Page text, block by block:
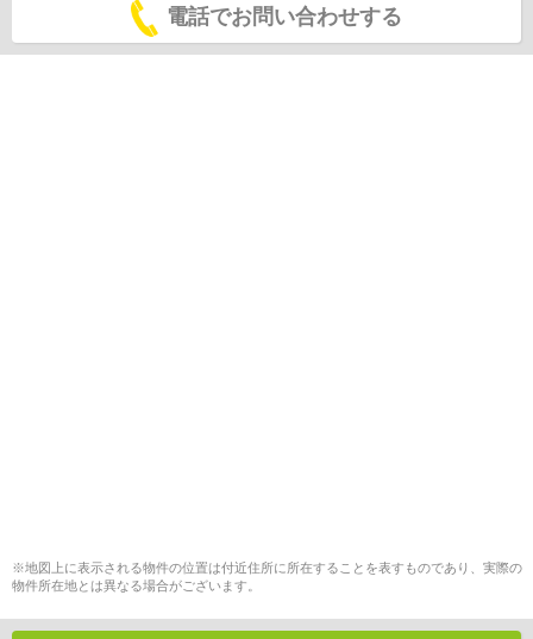
電話でお問い合わせする
※地図上に表示される物件の位置は付近住所に所在することを表すものであり、実際の
物件所在地とは異なる場合がございます。